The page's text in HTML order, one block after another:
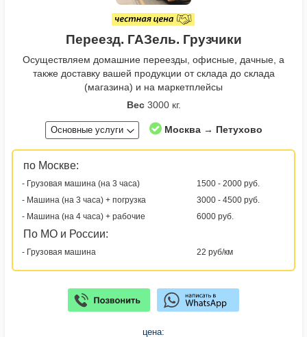
Переезд. ГАЗель. Грузчики
Осуществляем домашние переезды, офисные, дачные, а
также доставку вашей продукции от склада до склада
(магазина) и на маркетплейсы
Вес3000 кг.
Основные услуги Москва → Петухово
по Москве:
- Грузовая машина (на 3 часа)
1500 - 2000 руб.
- Машина (на 3 часа) + погрузка
3000 - 4500 руб.
- Машина (на 4 часа) + рабочие
6000 руб.
По МО и России:
- Грузовая машина 22 руб/км
цена: